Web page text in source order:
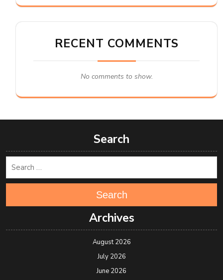
RECENT COMMENTS
No comments to show.
Search
Search
Archives
August 2026
July 2026
June 2026